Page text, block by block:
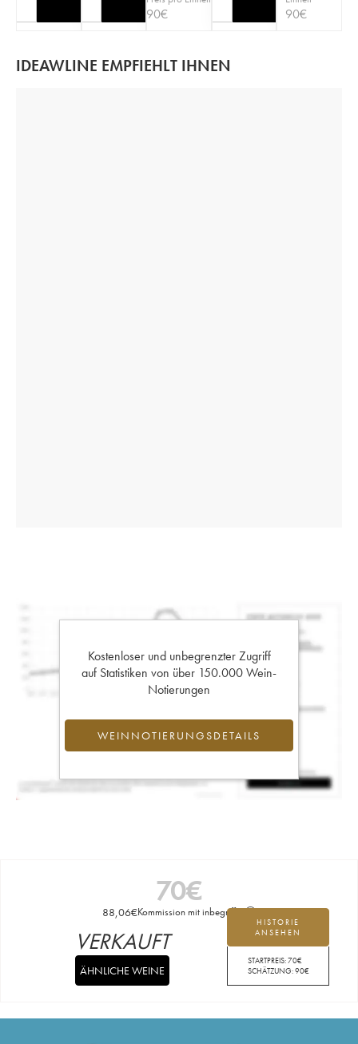
90€ 90€
IDEAWLINE EMPFIEHLT IHNEN
Kostenloser und unbegrenzter Zugriff
auf Statistiken von über 150.000 Wein-
Notierungen
WEINNOTIERUNGSDETAILS
70€
88,06€Kommission mit inbegriffen
HISTORIE
ANSEHEN
STARTPREIS:70€
SCHÄTZUNG:90€
VERKAUFT
ÄHNLICHE WEINE